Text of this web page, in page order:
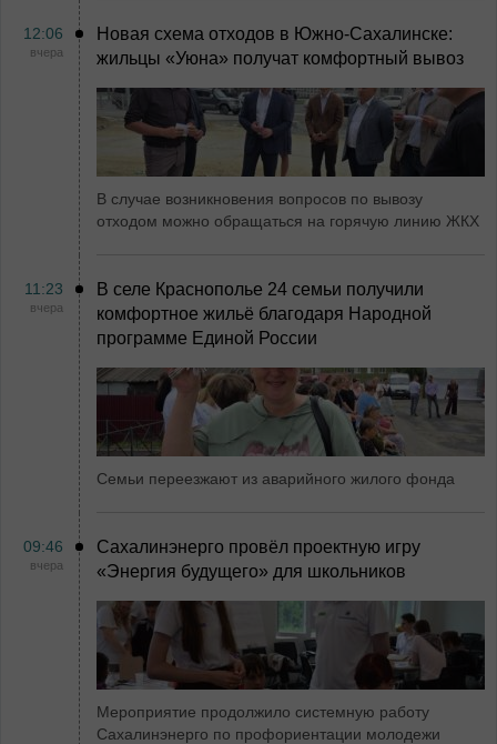
12:06
вчера
Новая схема отходов в Южно-Сахалинске:
жильцы «Уюна» получат комфортный вывоз
В случае возникновения вопросов по вывозу
отходом можно обращаться на горячую линию ЖКХ
11:23
вчера
В селе Краснополье 24 семьи получили
комфортное жильё благодаря Народной
программе Единой России
Семьи переезжают из аварийного жилого фонда
09:46
вчера
Сахалинэнерго провёл проектную игру
«Энергия будущего» для школьников
Мероприятие продолжило системную работу
Сахалинэнерго по профориентации молодежи